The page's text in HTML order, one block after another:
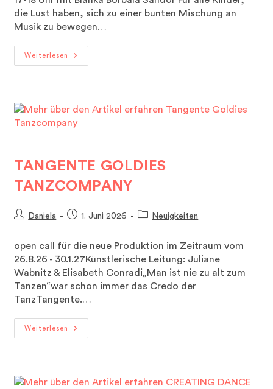
die Lust haben, sich zu einer bunten Mischung an
Musik zu bewegen…
Weiterlesen
MODERN
KIDS
TANGENTE GOLDIES
TANZCOMPANY
Beitrags-
Daniela
Beitrag1. Juni 2026
Beitrags-
Neuigkeiten
open call für die neue Produktion im Zeitraum vom
26.8.26 - 30.1.27Künstlerische Leitung: Juliane
Wabnitz & Elisabeth Conradi„Man ist nie zu alt zum
Tanzen“war schon immer das Credo der
TanzTangente.…
Weiterlesen
Tangente
Goldies